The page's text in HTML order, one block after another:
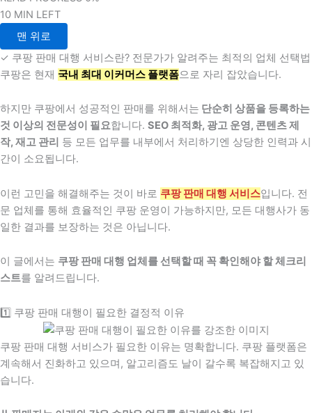
10 MIN LEFT
맨 위로
✓ 쿠팡 판매 대행 서비스란? 전문가가 알려주는 최적의 업체 선택법
쿠팡은 현재 국내 최대 이커머스 플랫폼으로 자리 잡았습니다.
하지만 쿠팡에서 성공적인 판매를 위해서는 단순히 상품을 등록하는
것 이상의 전문성이 필요합니다. SEO 최적화, 광고 운영, 콘텐츠 제
작, 재고 관리 등 모든 업무를 내부에서 처리하기엔 상당한 인력과 시
간이 소요됩니다.
이런 고민을 해결해주는 것이 바로 쿠팡 판매 대행 서비스입니다. 전
문 업체를 통해 효율적인 쿠팡 운영이 가능하지만, 모든 대행사가 동
일한 결과를 보장하는 것은 아닙니다.
이 글에서는 쿠팡 판매 대행 업체를 선택할 때 꼭 확인해야 할 체크리
스트를 알려드립니다.
1️⃣ 쿠팡 판매 대행이 필요한 결정적 이유
쿠팡 판매 대행 서비스가 필요한 이유는 명확합니다. 쿠팡 플랫폼은
계속해서 진화하고 있으며, 알고리즘도 날이 갈수록 복잡해지고 있
습니다.